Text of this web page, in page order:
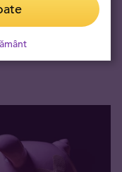
să cheltuiești,